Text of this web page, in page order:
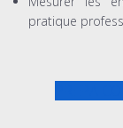
pratique